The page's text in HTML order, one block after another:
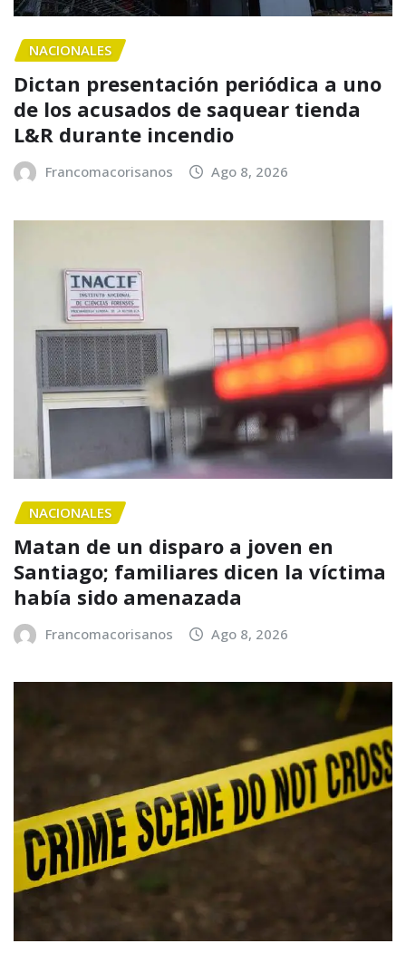
NACIONALES
Dictan presentación periódica a uno
de los acusados de saquear tienda
L&R durante incendio
Francomacorisanos Ago 8, 2026
NACIONALES
Matan de un disparo a joven en
Santiago; familiares dicen la víctima
había sido amenazada
Francomacorisanos Ago 8, 2026